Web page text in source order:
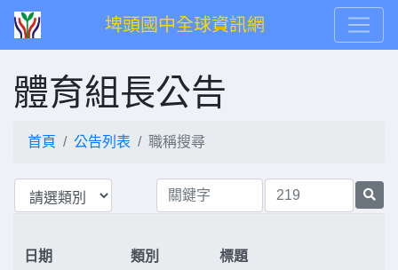
埤頭國中全球資訊網
體育組長公告
首頁 公告列表 職稱搜尋
日期 類別 標題